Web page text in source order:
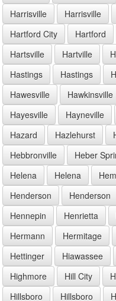
Harrisville
Harrisville
Hartford City
Hartford
Hartsville
Hartville
Hastings
Hastings
Hawesville
Hawkinsville
Hayesville
Hayneville
Hazard
Hazlehurst
Hebbronville
Heber
Helena
Helena
Henderson
Henderson
Hennepin
Henrietta
Hermann
Hermitage
Hettinger
Hiawassee
Highmore
Hill City
Hillsboro
Hillsboro